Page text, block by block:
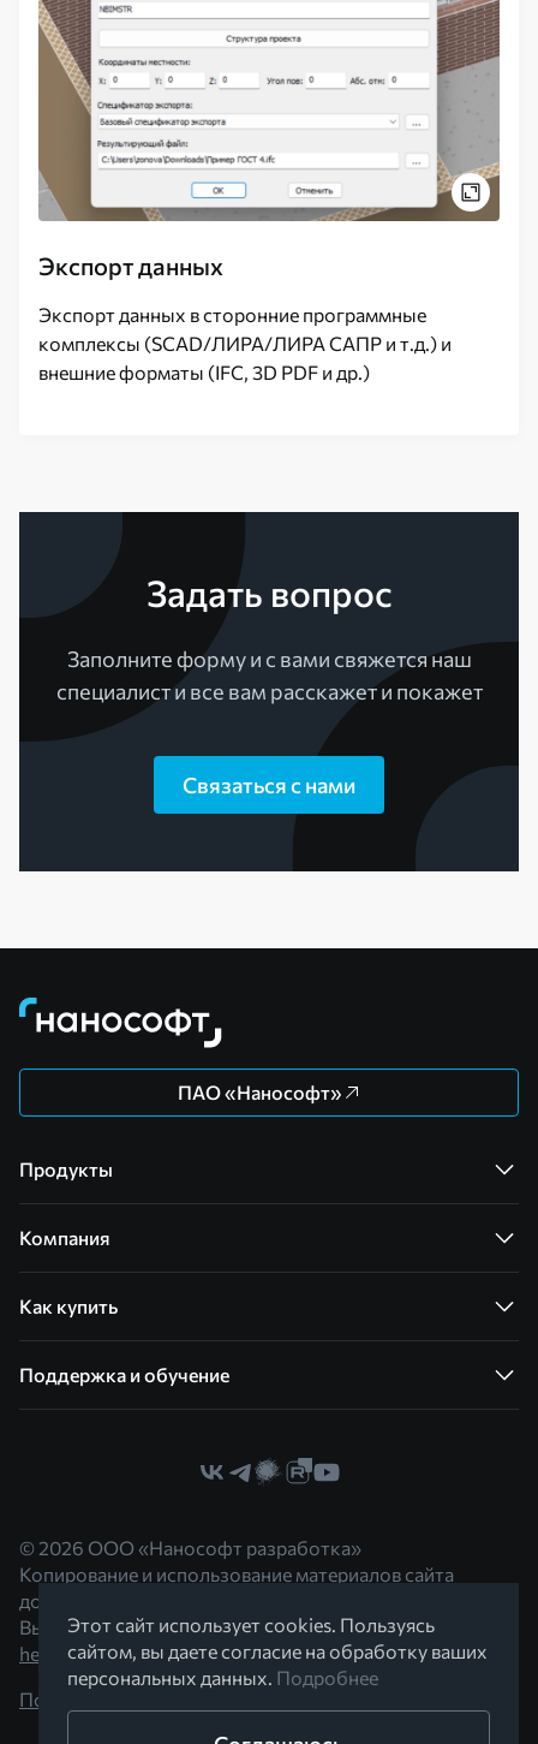
Экспорт данных
Экспорт данных в сторонние программные
комплексы (SCAD/ЛИРА/ЛИРА САПР и т.д.) и
внешние форматы (IFC, 3D PDF и др.)
Задать вопрос
Заполните форму и с вами свяжется наш
специалист и все вам расскажет и покажет
Связаться с нами
ПАО «Нанософт»
Продукты
Компания
Как купить
Поддержка и обучение
© 2026 ООО «Нанософт разработка»
Копирование и использование материалов сайта
допускается с согласия правообладателя.
Вы можете обратиться к нам по адресу
hello@nanocad.ru
Политика конфиденциальности
Этот сайт использует cookies. Пользуясь
сайтом, вы даете согласие на обработку ваших
персональных данных. Подробнее